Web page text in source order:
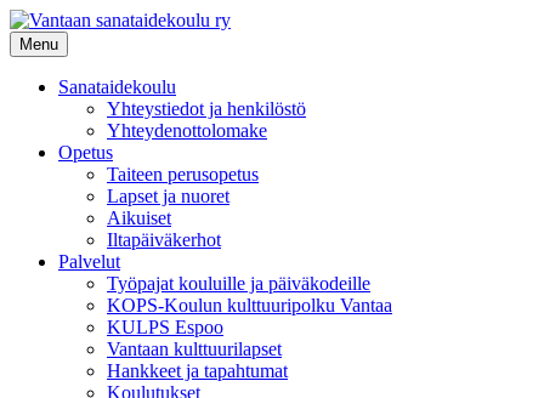
Siirry
sisältöön
Menu
Sanataidekoulu
Yhteystiedot ja henkilöstö
Yhteydenottolomake
Opetus
Taiteen perusopetus
Lapset ja nuoret
Aikuiset
Iltapäiväkerhot
Palvelut
Työpajat kouluille ja päiväkodeille
KOPS-Koulun kulttuuripolku Vantaa
KULPS Espoo
Vantaan kulttuurilapset
Hankkeet ja tapahtumat
Koulutukset